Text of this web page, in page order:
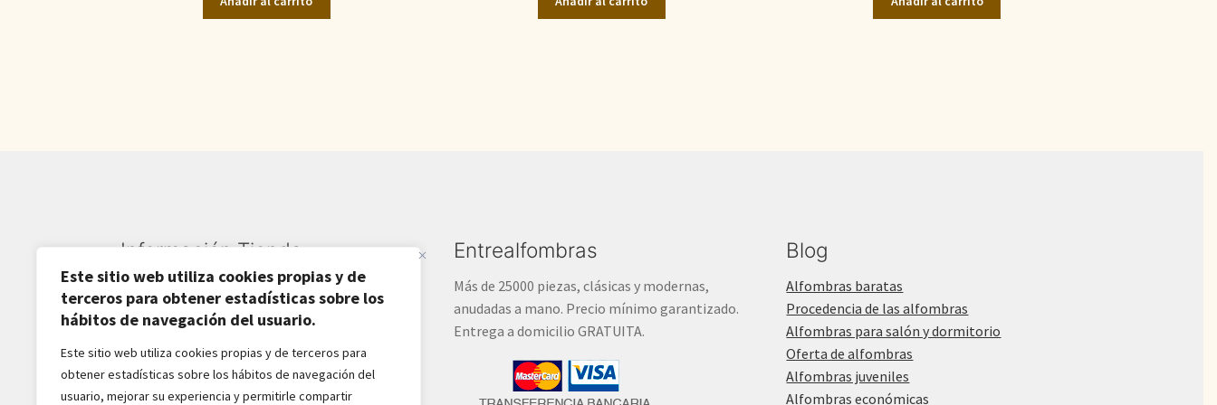
Este sitio web utiliza cookies propias y de
terceros para obtener estadísticas sobre los
hábitos de navegación del usuario.
Este sitio web utiliza cookies propias y de terceros para
obtener estadísticas sobre los hábitos de navegación del
usuario, mejorar su experiencia y permitirle compartir
era:
1.210,00€.
era:
1.600,00€.
era:
1.210,00€.
Información Tienda
Sardarán SL CIF: B82809781
Av. Pirineos 27, Nave 6
San Sebastián de los Reyes
28703-Madrid - España
916516162 - 628518856
Entrealfombras
Más de 25000 piezas, clásicas y modernas,
anudadas a mano. Precio mínimo garantizado.
Entrega a domicilio GRATUITA.
Blog
Alfombras baratas
Procedencia de las alfombras
Alfombras para salón y dormitorio
Oferta de alfombras
Alfombras juveniles
Alfombras económicas